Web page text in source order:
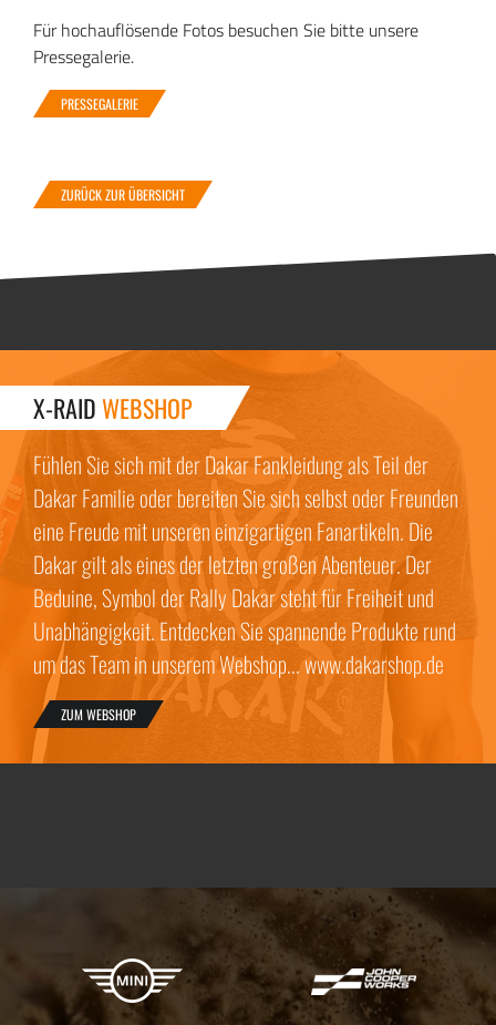
Für hochauflösende Fotos besuchen Sie bitte unsere
Pressegalerie.
PRESSEGALERIE
ZURÜCK ZUR ÜBERSICHT
X-RAIDWEBSHOP
Fühlen Sie sich mit der Dakar Fankleidung als Teil der
Dakar Familie oder bereiten Sie sich selbst oder Freunden
eine Freude mit unseren einzigartigen Fanartikeln. Die
Dakar gilt als eines der letzten großen Abenteuer. Der
Beduine, Symbol der Rally Dakar steht für Freiheit und
Unabhängigkeit. Entdecken Sie spannende Produkte rund
um das Team in unserem Webshop... www.dakarshop.de
ZUM WEBSHOP
X-raid Partner